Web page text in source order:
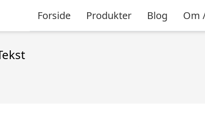
Forside Produkter Blog Om